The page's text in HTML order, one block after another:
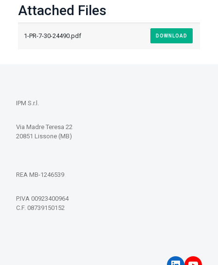
Attached Files
1-PR-7-30-24490.pdf DOWNLOAD
IPM S.r.l.
Via Madre Teresa 22
20851 Lissone (MB)
REA MB-1246539
P.IVA 00923400964
C.F. 08739150152